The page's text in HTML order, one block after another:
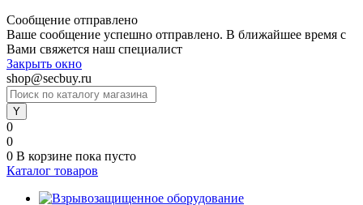
Сообщение отправлено
Ваше сообщение успешно отправлено. В ближайшее время с
Вами свяжется наш специалист
Закрыть окно
shop@secbuy.ru
0
0
0 В корзине пока пусто
Каталог товаров